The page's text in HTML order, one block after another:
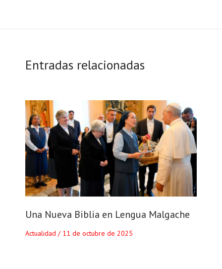
Entradas relacionadas
Una Nueva Biblia en Lengua Malgache
Actualidad / 11 de octubre de 2025